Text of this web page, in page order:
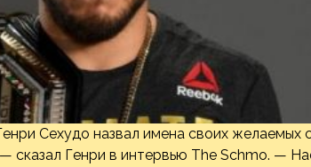
Сехудо назвал имена своих желаемых
сказал Генри в интервью The Schmo. —